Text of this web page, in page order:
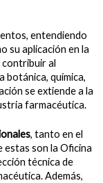
entendiendo
su aplicación en la
contribuir al
botánica, química,
se extiende a la
farmacéutica.
, tanto en el
estas son la Oficina
técnica de
Además,